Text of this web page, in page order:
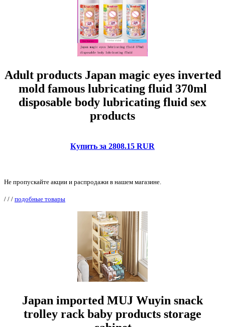
Adult products Japan magic eyes inverted
mold famous lubricating fluid 370ml
disposable body lubricating fluid sex
products
Купить за 2808.15 RUR
Не пропускайте акции и распродажи в нашем магазине.
/ / / подобные товары
Japan imported MUJ Wuyin snack
trolley rack baby products storage